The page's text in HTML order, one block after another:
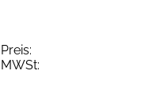
Preis:
MWSt: